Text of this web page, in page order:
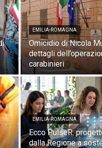
EMILIA-ROMAGNA
Omicidio di Nicola
dettagli
carabinieri
EMILIA-ROMAGNA
Ecco PulseR:
dalla Regione a